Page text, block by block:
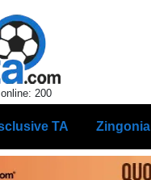
200
TA Zingonia